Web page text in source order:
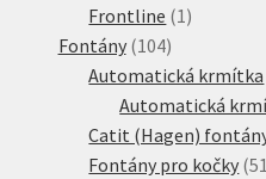
Frontline 1 1
Fontány 104104
produktů
Automatická krmítka
Automatická
Catit (Hagen)
Fontány pro kočky 51